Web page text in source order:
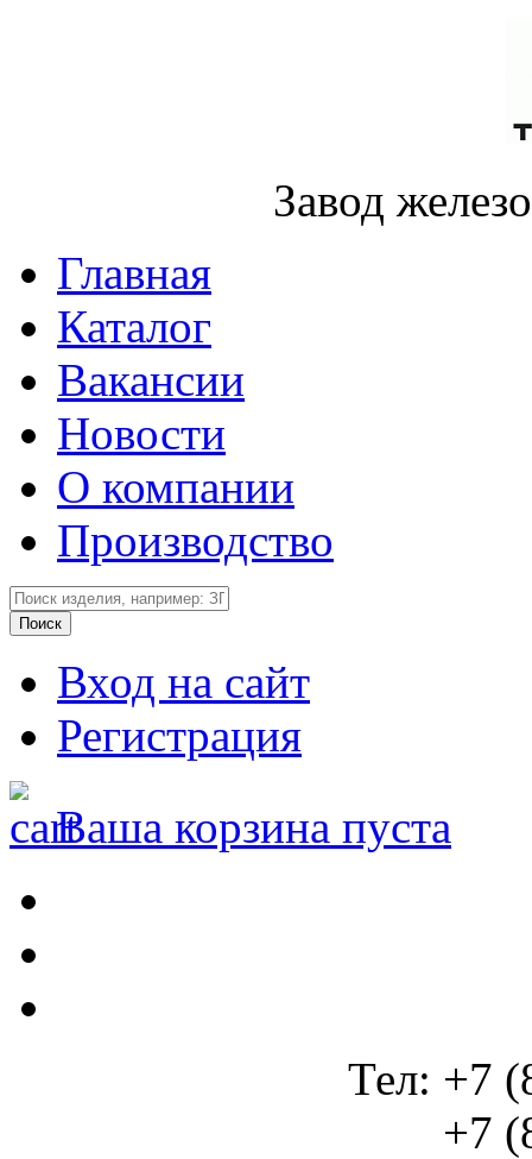
Завод
Главная
Каталог
Вакансии
Новости
О компании
Производство
Вход на сайт
Регистрация
Ваша корзина пуста
Тел: +7
+7